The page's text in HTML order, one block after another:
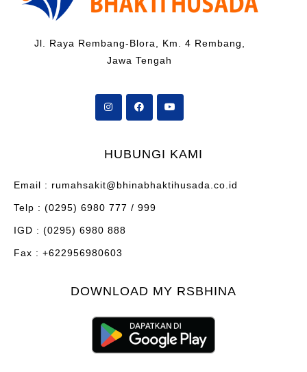
Jl. Raya Rembang-Blora, Km. 4 Rembang,
Jawa Tengah
HUBUNGI KAMI
Email : rumahsakit@bhinabhaktihusada.co.id
Telp : (0295) 6980 777 / 999
IGD : (0295) 6980 888
Fax : +622956980603
DOWNLOAD MY RSBHINA